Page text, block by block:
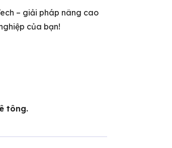
– giải pháp nâng cao
của bạn!
tông.